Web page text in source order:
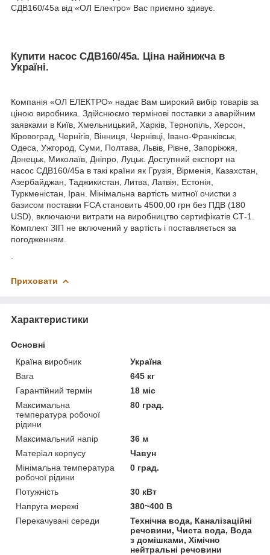
СДВ160/45а від «ОЛ Електро» Вас приємно здивує.
Купити насос СДВ160/45а. Ціна найнижча в
Україні.
Компанія «ОЛ ЕЛЕКТРО» надає Вам широкий вибір товарів за
ціною виробника. Здійснюємо термінові поставки з аварійним
заявками в Київ, Хмельницький, Харків, Тернопіль, Херсон,
Кіровоград, Чернігів, Вінниця, Чернівці, Івано-Франківськ,
Одеса, Ужгород, Суми, Полтава, Львів, Рівне, Запоріжжя,
Донецьк, Миколаїв, Дніпро, Луцьк. Доступний експорт на
насос СДВ160/45а в такі країни як Грузія, Вірменія, Казахстан,
Азербайджан, Таджикистан, Литва, Латвія, Естонія,
Туркменістан, Іран. Мінімальна вартість митної очистки з
базисом поставки FCA становить 4500,00 грн без ПДВ (180
USD), включаючи витрати на виробництво сертифікатів СТ-1.
Комплект ЗІП не включений у вартість і поставляється за
погодженням.
Приховати
Характеристики
Основні
Країна виробник
Україна
Вага
645 кг
Гарантійний термін
18 міс
Максимальна
температура робочої
рідини
80 град.
Максимальний напір
36 м
Матеріал корпусу
Чавун
Мінімальна температура
робочої рідини
0 град.
Потужність
30 кВт
Напруга мережі
380~400 В
Перекачувані середи
Технічна вода, Каналізаційні
речовини, Чиста вода, Вода
з домішками, Хімічно
нейтральні речовини